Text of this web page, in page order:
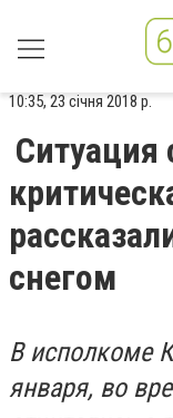
10:35, 23 січня 2018 р.
Ситуация
снегом
В исполкоме
января, во